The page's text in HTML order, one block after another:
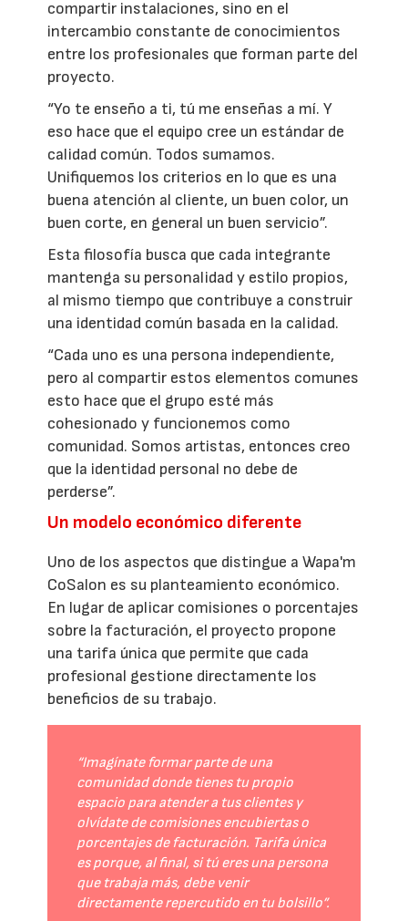
compartir instalaciones, sino en el
intercambio constante de conocimientos
entre los profesionales que forman parte del
proyecto.
“Yo te enseño a ti, tú me enseñas a mí. Y
eso hace que el equipo cree un estándar de
calidad común. Todos sumamos.
Unifiquemos los criterios en lo que es una
buena atención al cliente, un buen color, un
buen corte, en general un buen servicio”.
Esta filosofía busca que cada integrante
mantenga su personalidad y estilo propios,
al mismo tiempo que contribuye a construir
una identidad común basada en la calidad.
“Cada uno es una persona independiente,
pero al compartir estos elementos comunes
esto hace que el grupo esté más
cohesionado y funcionemos como
comunidad. Somos artistas, entonces creo
que la identidad personal no debe de
perderse”.
Un modelo económico diferente
Uno de los aspectos que distingue a Wapa'm
CoSalon es su planteamiento económico.
En lugar de aplicar comisiones o porcentajes
sobre la facturación, el proyecto propone
una tarifa única que permite que cada
profesional gestione directamente los
beneficios de su trabajo.
“Imagínate formar parte de una
comunidad donde tienes tu propio
espacio para atender a tus clientes y
olvídate de comisiones encubiertas o
porcentajes de facturación. Tarifa única
es porque, al final, si tú eres una persona
que trabaja más, debe venir
directamente repercutido en tu bolsillo”.